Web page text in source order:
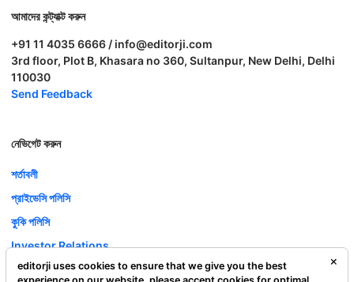
আমাদের কন্ট্যাক্ট করুন
+91 11 4035 6666 / info@editorji.com
3rd floor, Plot B, Khasara no 360, Sultanpur, New Delhi, Delhi
110030
Send Feedback
নেভিগেট করুন
শর্তাবলী
প্রাইভেসি পলিসি
কুকি পলিসি
Investor Relations
ক্যারিয়ার
editorji uses cookies to ensure that we give you the best